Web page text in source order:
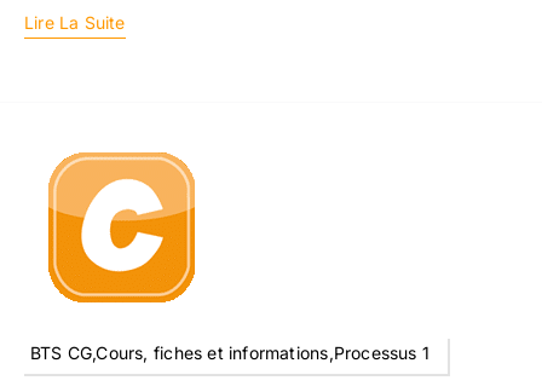
Lire La Suite
BTS CG,Cours, fiches et informations,Processus 1